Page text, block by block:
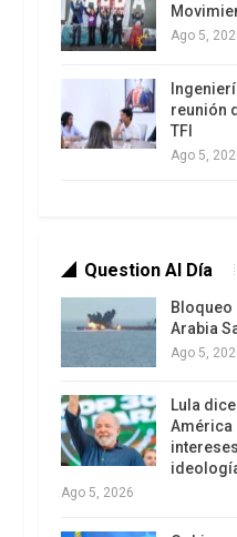
Ago 5,
reunión
TFI
Ago 5,
Question Al Día
Bloqueo
Arabia
Ago 5,
Lula
América
Ago 5, 2026